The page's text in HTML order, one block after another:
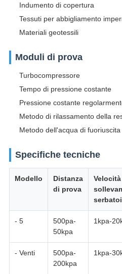
Indumento di copertura
Tessuti per abbigliamento
Materiali geotessili
Moduli di prova
Turbocompressore
Tempo di pressione costante
Pressione costante
Metodo di rilassamento della
Metodo dell'acqua di fuoriuscita
Specifiche tecniche
Modello
Distanza
di prova
- 5
500pa-
50kpa
1kpa-
- Venti
500pa-
200kpa
1kpa-